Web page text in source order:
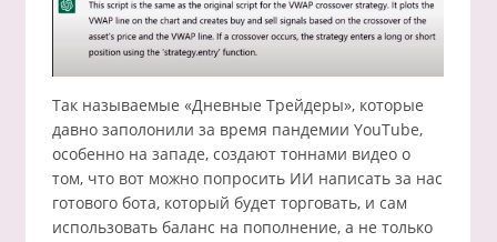
Так называемые «Дневные Трейдеры», которые
давно заполонили за время пандемии YouTube,
особенно на западе, создают тоннами видео о
том, что вот можно попросить ИИ написать за нас
готового бота, который будет торговать, и сам
использовать баланс на пополнение, а не только